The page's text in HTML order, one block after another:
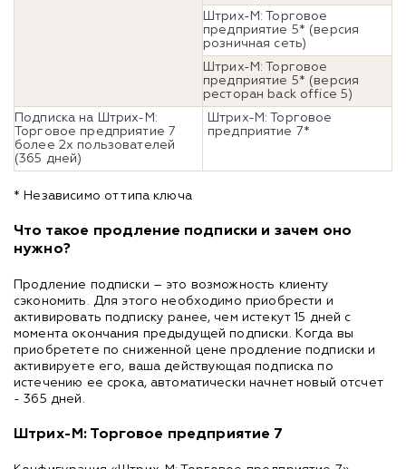
Штрих-М: Торговое
предприятие 5* (версия
розничная сеть)
Штрих-М: Торговое
предприятие 5* (версия
ресторан back office 5)
Подписка на Штрих-М:
Торговое предприятие 7
более 2х пользователей
(365 дней)
Штрих-М: Торговое
предприятие 7*
* Независимо от типа ключа
Что такое продление подписки и зачем оно
нужно?
Продление подписки – это возможность клиенту
сэкономить. Для этого необходимо приобрести и
активировать подписку ранее, чем истекут 15 дней с
момента окончания предыдущей подписки. Когда вы
приобретете по сниженной цене продление подписки и
активируете его, ваша действующая подписка по
истечению ее срока, автоматически начнет новый отсчет
- 365 дней.
Штрих-М: Торговое предприятие 7